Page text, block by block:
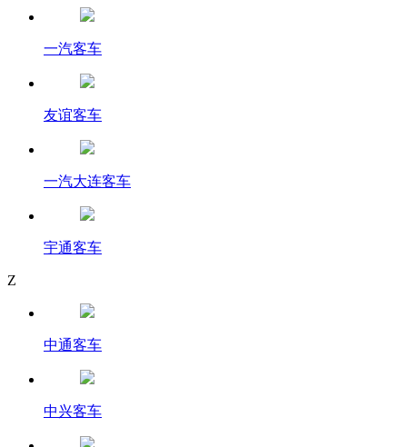
一汽客车
友谊客车
一汽大连客车
宇通客车
Z
中通客车
中兴客车